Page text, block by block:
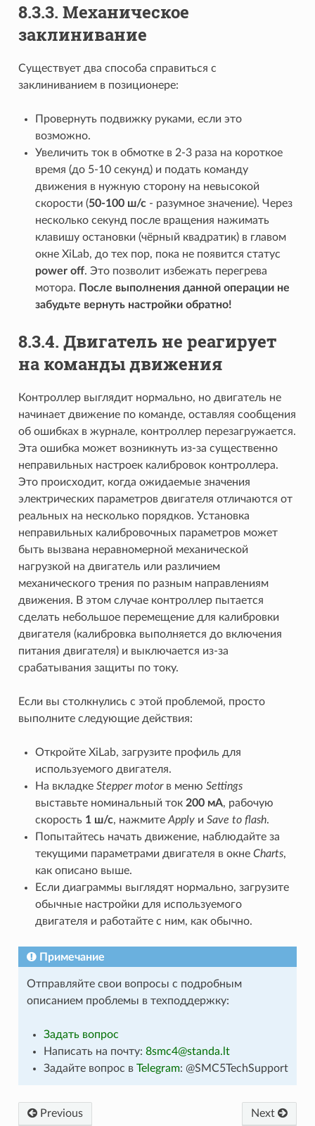
8.3.3. Механическое
заклинивание
Существует два способа справиться с
заклиниванием в позиционере:
Провернуть подвижку руками, если это
возможно.
Увеличить ток в обмотке в 2-3 раза на короткое
время (до 5-10 секунд) и подать команду
движения в нужную сторону на невысокой
скорости (50-100 ш/с- разумное значение). Через
несколько секунд после вращения нажимать
клавишу остановки (чёрный квадратик) в главом
окне XiLab, до тех пор, пока не появится статус
power off. Это позволит избежать перегрева
мотора. После выполнения данной операции не
забудьте вернуть настройки обратно!
8.3.4. Двигатель не реагирует
на команды движения
Контроллер выглядит нормально, но двигатель не
начинает движение по команде, оставляя сообщения
об ошибках в журнале, контроллер перезагружается.
Эта ошибка может возникнуть из-за существенно
неправильных настроек калибровок контроллера.
Это происходит, когда ожидаемые значения
электрических параметров двигателя отличаются от
реальных на несколько порядков. Установка
неправильных калибровочных параметров может
быть вызвана неравномерной механической
нагрузкой на двигатель или различием
механического трения по разным направлениям
движения. В этом случае контроллер пытается
сделать небольшое перемещение для калибровки
двигателя (калибровка выполняется до включения
питания двигателя) и выключается из-за
срабатывания защиты по току.
Если вы столкнулись с этой проблемой, просто
выполните следующие действия:
Откройте XiLab, загрузите профиль для
используемого двигателя.
На вкладке Stepper motorв меню Settings
выставьте номинальный ток 200 мА, рабочую
скорость 1 ш/с, нажмите Applyи Save to flash.
Попытайтесь начать движение, наблюдайте за
текущими параметрами двигателя в окне Charts,
как описано выше.
Если диаграммы выглядят нормально, загрузите
обычные настройки для используемого
двигателя и работайте с ним, как обычно.
Примечание
Отправляйте свои вопросы с подробным
описанием проблемы в техподдержку:
Задать вопрос
Написать на почту: 8smc4@standa. lt
Задайте вопрос в Telegram: @SMC5TechSupport
Next
Previous